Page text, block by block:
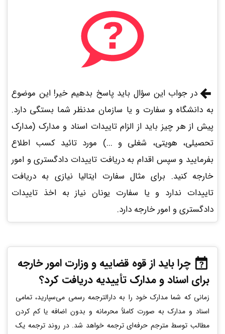
در جواب این سؤال باید پاسخ بدهیم خیر! این موضوع
به دانشگاه و سفارت و یا سازمان مدنظر شما بستگی دارد.
پیش از هر چیز باید از الزام تاییدات اسناد و مدارک (مدارک
تحصیلی، هویتی، شغلی و ...) مورد تائید کسب اطلاع
بفرمایید و سپس اقدام به دریافت تاییدات دادگستری و امور
خارجه کنید. برای مثال سفارت ایتالیا نیازی به دریافت
تاییدات ندارد و یا سفارت یونان نیاز به اخذ تاییدات
دادگستری و امور خارجه دارد.
چرا باید از قوه قضاییه و وزارت امور خارجه
برای اسناد و مدارک تأییدیه دریافت کرد؟
زمانی که شما مدارک خود را به دارالترجمه رسمی می‌سپارید، تمامی
اسناد و مدارک به صورت کاملاً محرمانه و بدون اضافه یا کم کردن
مطالب توسط مترجم حرفه‌ای ترجمه خواهد شد. در روند ترجمه یک